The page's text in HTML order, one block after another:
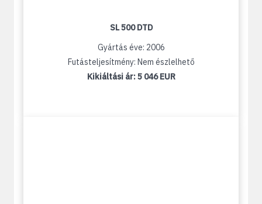
SL 500 DTD
Gyártás éve: 2006
Futásteljesítmény: Nem észlelhető
Kikiáltási ár:5 046 EUR